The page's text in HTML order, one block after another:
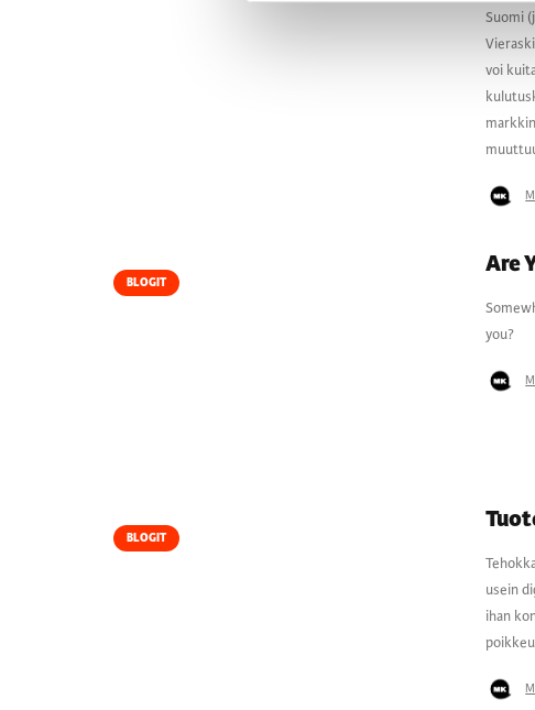
Suomi
voi
BLOGIT
Are
you?
BLOGIT
usein
ihan